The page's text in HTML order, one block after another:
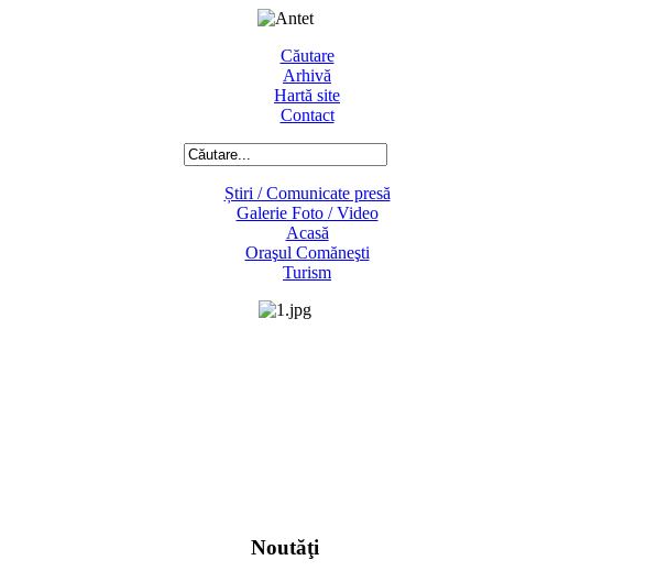
Căutare
Arhivă
Hartă site
Contact
Știri / Comunicate presă
Galerie Foto / Video
Acasă
Oraşul Comăneşti
Turism
Noutăţi